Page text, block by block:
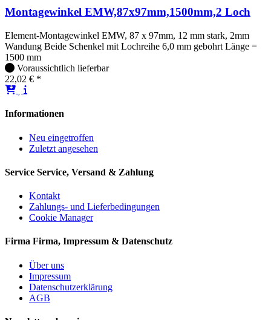
Montagewinkel EMW,87x97mm,1500mm,2 Loch
Element-Montagewinkel EMW, 87 x 97mm, 12 mm stark, 2mm
Wandung Beide Schenkel mit Lochreihe 6,0 mm gebohrt Länge =
1500 mm
Voraussichtlich lieferbar
22,02 € *
Informationen
Neu eingetroffen
Zuletzt angesehen
Service Service, Versand & Zahlung
Kontakt
Zahlungs- und Lieferbedingungen
Cookie Manager
Firma Firma, Impressum & Datenschutz
Über uns
Impressum
Datenschutzerklärung
AGB